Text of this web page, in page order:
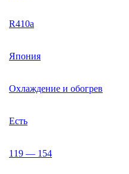
R410a
Япония
Охлаждение и обогрев
Есть
119 — 154